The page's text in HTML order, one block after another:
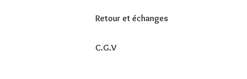
Retour et échanges
C.G.V